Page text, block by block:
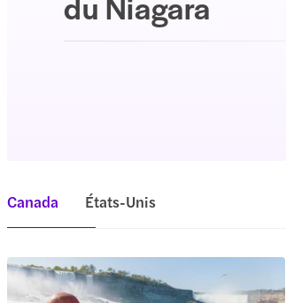
Canada États-Unis